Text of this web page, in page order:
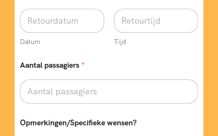
Datum Tijd
Aantal passagiers *
Opmerkingen/Specifieke wensen?